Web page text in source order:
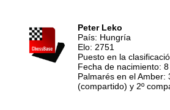
Peter Leko
País: Hungría
Elo: 2751
Puesto en la
Fecha de nacimiento:
Palmarés en el Amber:
(compartido) y 2º